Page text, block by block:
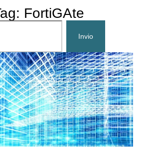
FortiGAte
Invio